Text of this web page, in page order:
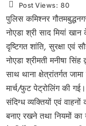
Post Views: 80
पुलिस कमिश्नर
नोएडा श्री साद मियां खान
दृष्टिगत शांति,सुरक्षा एवं
नोएडा श्रीमती मनीषा सिंह
साथ थाना क्षेत्रांतर्गत जामा
मार्च/फुट पेट्रोलिंग की गई।
संदिग्ध व्यक्तियों एवं वाहनों
बनाए रखने तथा नियमों का